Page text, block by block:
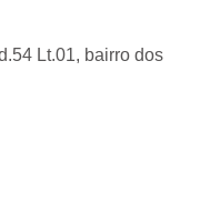
Lt.01, bairro dos